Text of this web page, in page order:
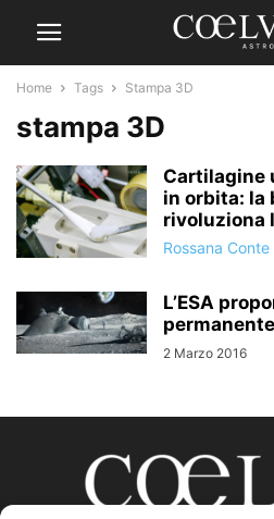
Home Tags Stampa 3D
stampa 3D
Cartilagine
in orbita: la
rivoluziona
Rossana Conte
L’ESA
2 Marzo 2016